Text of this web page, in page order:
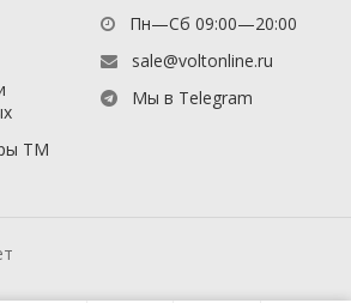
ТМ
Пн—Сб 09:00—20:00
sale@voltonline.ru
Мы в Telegram